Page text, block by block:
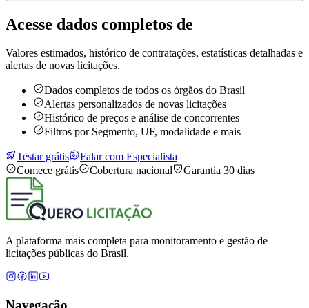
Acesse dados completos de
Valores estimados, histórico de contratações, estatísticas detalhadas e
alertas de novas licitações.
Dados completos de todos os órgãos do Brasil
Alertas personalizados de novas licitações
Histórico de preços e análise de concorrentes
Filtros por Segmento, UF, modalidade e mais
Testar grátis
Falar com Especialista
Comece grátis
Cobertura nacional Garantia 30 dias
A plataforma mais completa para monitoramento e gestão de
licitações públicas do Brasil.
Navegação